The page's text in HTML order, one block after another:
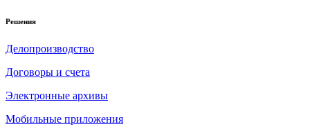
Решения
Делопроизводство
Договоры и счета
Электронные архивы
Мобильные приложения